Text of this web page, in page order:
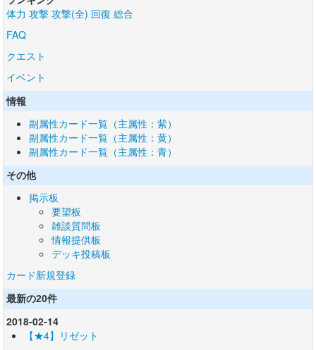
体力 攻撃 攻撃(全) 回復 総合
FAQ
クエスト
イベント
情報
副属性カード一覧（主属性：紫）
副属性カード一覧（主属性：黄）
副属性カード一覧（主属性：青）
その他
掲示板
要望板
雑談質問板
情報提供板
デッキ投稿板
カード新規登録
最新の20件
2018-02-14
【★4】リゼット